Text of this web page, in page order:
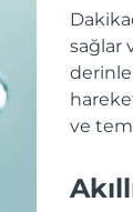
sağlar
ve